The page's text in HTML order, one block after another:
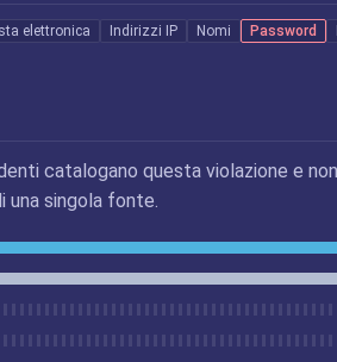
elettronica Indirizzi IP Nomi Password
catalogano questa violazione e
una singola fonte.